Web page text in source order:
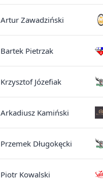
Artur Zawadziński
Bartek Pietrzak
Krzysztof Józefiak
Arkadiusz Kamiński
Przemek Długokęcki
Piotr Kowalski